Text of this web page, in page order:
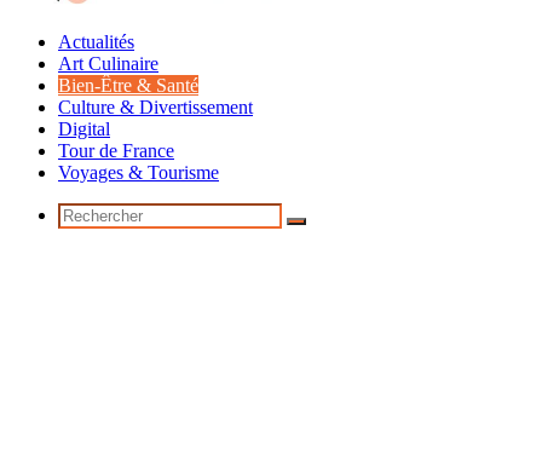
Actualités
Art Culinaire
Bien-Être & Santé
Culture & Divertissement
Digital
Tour de France
Voyages & Tourisme
Rechercher